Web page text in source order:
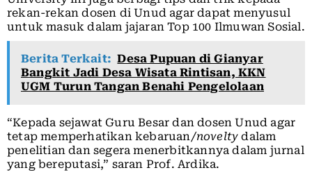
rekan-rekan dosen di Unud agar dapat menyusul
untuk masuk dalam jajaran Top 100 Ilmuwan Sosial.
Berita Terkait: Desa Pupuan di Gianyar
Bangkit Jadi Desa Wisata Rintisan, KKN
UGM Turun Tangan Benahi Pengelolaan
“Kepada sejawat Guru Besar dan dosen Unud agar
tetap memperhatikan kebaruan/novelty dalam
penelitian dan segera menerbitkannya dalam jurnal
yang bereputasi,” saran Prof. Ardika.